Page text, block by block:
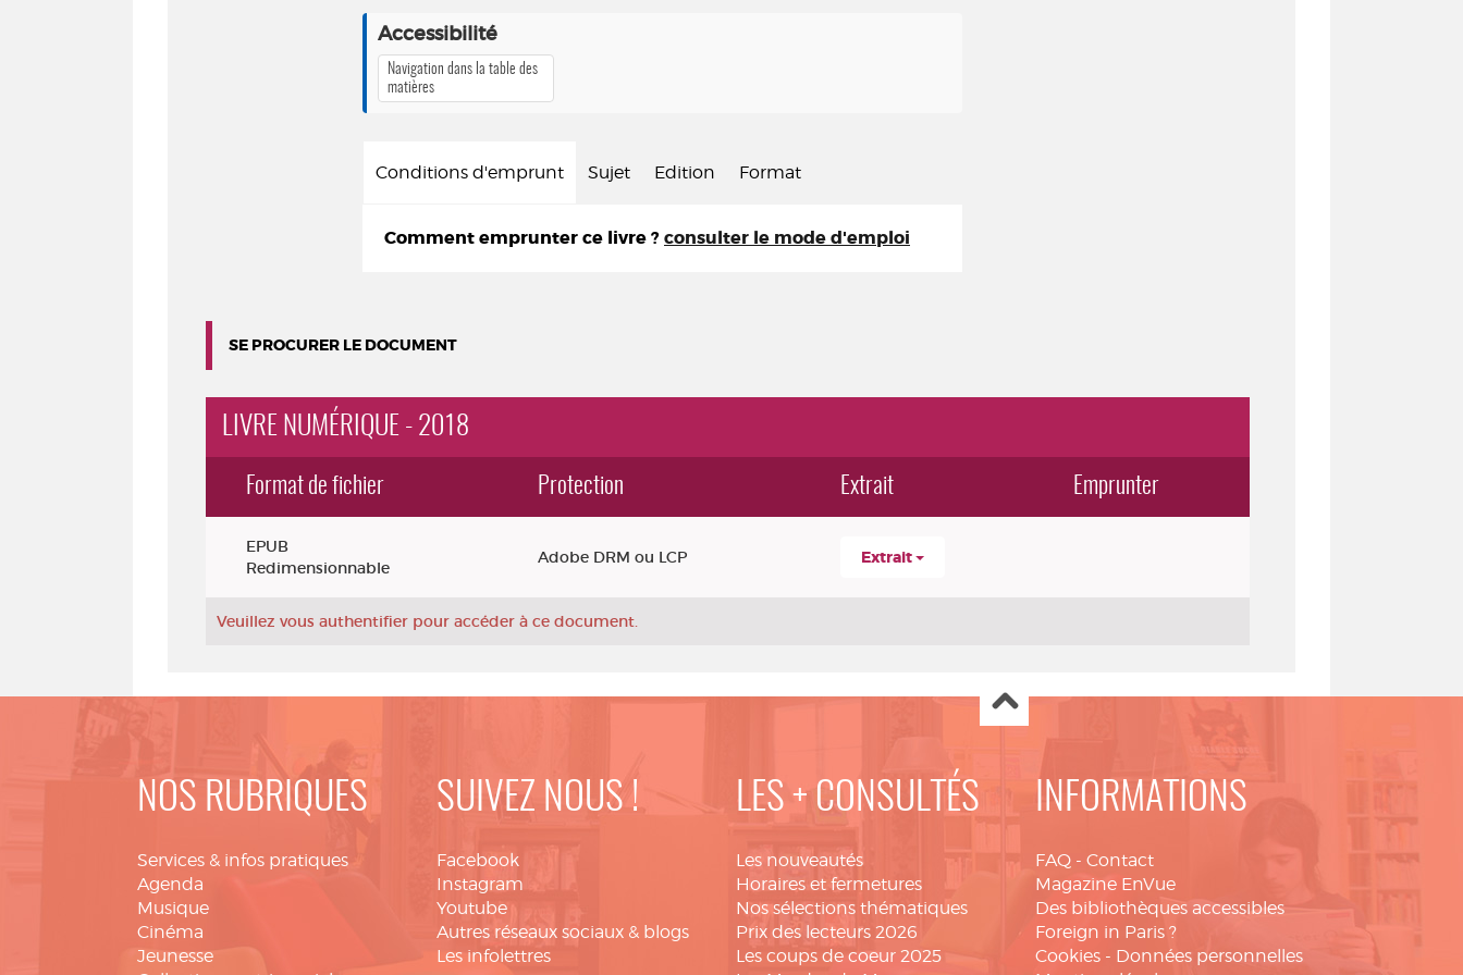
Accessibilité
Navigation dans la table des
matières
Conditions d'emprunt Sujet Edition Format
Comment emprunter ce livre ? consulter le mode d'emploi
SE PROCURER LE DOCUMENT
LIVRE NUMÉRIQUE - 2018
Format de fichier Protection Extrait Emprunter
EPUB
Redimensionnable
Adobe DRM ou LCP Extrait
Veuillez vous authentifier pour accéder à ce document.
NOS RUBRIQUES
Services & infos pratiques
Agenda
Musique
Cinéma
Jeunesse
SUIVEZ NOUS !
Facebook
Instagram
Youtube
Autres réseaux sociaux & blogs
Les infolettres
LES + CONSULTÉS
Les nouveautés
Horaires et fermetures
Nos sélections thématiques
Prix des lecteurs 2026
Les coups de coeur 2025
INFORMATIONS
FAQ - Contact
Magazine EnVue
Des bibliothèques accessibles
Foreign in Paris ?
Cookies - Données personnelles